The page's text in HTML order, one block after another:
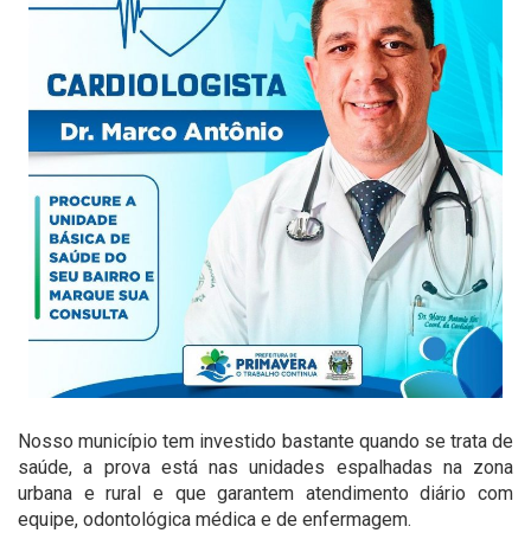
Nosso município tem investido bastante quando se trata de
saúde, a prova está nas unidades espalhadas na zona
urbana e rural e que garantem atendimento diário com
equipe, odontológica médica e de enfermagem.